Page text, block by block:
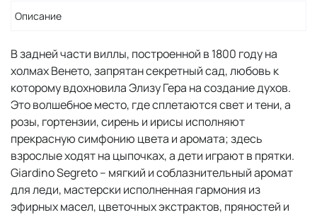
Описание
В задней части виллы, построенной в 1800 году на
холмах Венето, запрятан секретный сад, любовь к
которому вдохновила Элизу Гера на создание духов.
Это волшебное место, где сплетаются свет и тени, а
розы, гортензии, сирень и ирисы исполняют
прекрасную симфонию цвета и аромата; здесь
взрослые ходят на цыпочках, а дети играют в прятки.
Giardino Segreto – мягкий и соблазнительный аромат
для леди, мастерски исполненная гармония из
эфирных масел, цветочных экстрактов, пряностей и